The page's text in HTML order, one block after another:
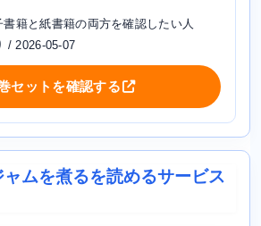
籍と紙書籍の両方を確認したい人
/ 2026-05-07
セットを確認する
ムを煮るを読めるサービス